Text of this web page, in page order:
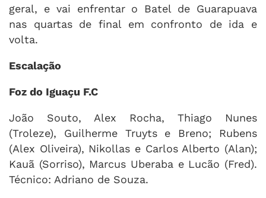
geral, e vai enfrentar o Batel de Guarapuava
nas quartas de final em confronto de ida e
volta.
Escalação
Foz do Iguaçu F.C
João Souto, Alex Rocha, Thiago Nunes
(Troleze), Guilherme Truyts e Breno; Rubens
(Alex Oliveira), Nikollas e Carlos Alberto (Alan);
Kauã (Sorriso), Marcus Uberaba e Lucão (Fred).
Técnico: Adriano de Souza.